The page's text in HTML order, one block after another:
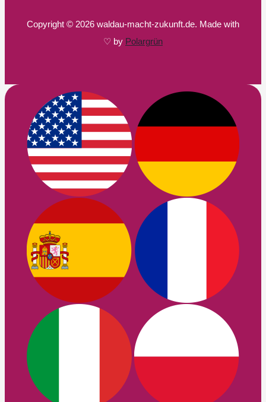
Copyright © 2026 waldau-macht-zukunft.de. Made with
♡ by Polargrün